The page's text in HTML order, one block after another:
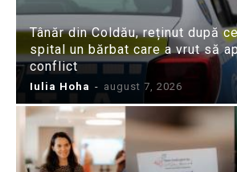
Tânăr din Coldău, reținut după
spital un bărbat care a vrut să
conflict
Iulia Hoha - august 7, 2026